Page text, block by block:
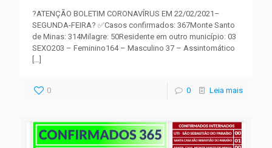
?ATENÇÃO BOLETIM CORONAVÍRUS EM 22/02/2021–
SEGUNDA-FEIRA? ✅Casos confirmados: 367Monte Santo
de Minas: 314Milagre: 50Residente em outro município: 03
SEXO203 – Feminino164 – Masculino 37 – Assintomático
[…]
0 0 Leia mais